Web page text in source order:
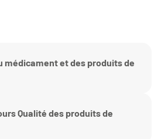
médicament et des produits de
Qualité des produits de